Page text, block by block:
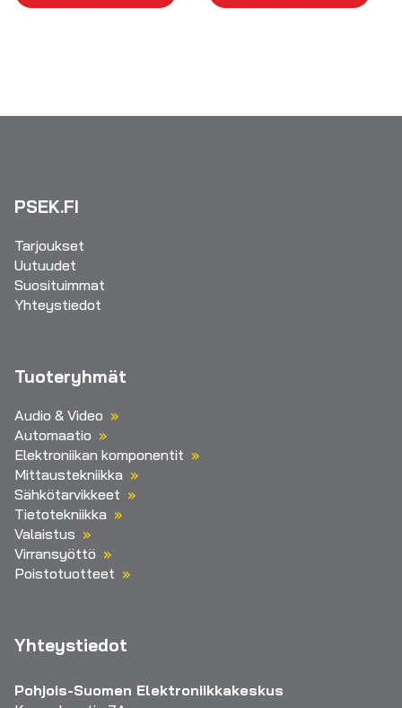
PSEK.FI
Tarjoukset
Uutuudet
Suosituimmat
Yhteystiedot
Tuoteryhmät
Audio & Video
Automaatio
Elektroniikan komponentit
Mittaustekniikka
Sähkötarvikkeet
Tietotekniikka
Valaistus
Virransyöttö
Poistotuotteet
Yhteystiedot
Pohjois-Suomen Elektroniikkakeskus